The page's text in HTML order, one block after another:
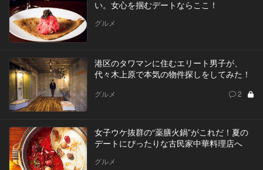
い。女心を掴むデートならここ！
グルメ
港区のタワマンに住むエリート男子が、
代々木上原で本気の物件探しをしてみた！
グルメ 2
女子ウケ抜群の“薬膳火鍋”がこれだ！夏の
デートにぴったりな古民家中華料理店へ
グルメ